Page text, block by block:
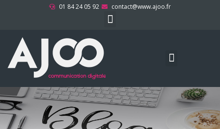
01 84 24 05 92 contact@www.ajoo.fr